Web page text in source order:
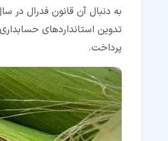
پرداخت.